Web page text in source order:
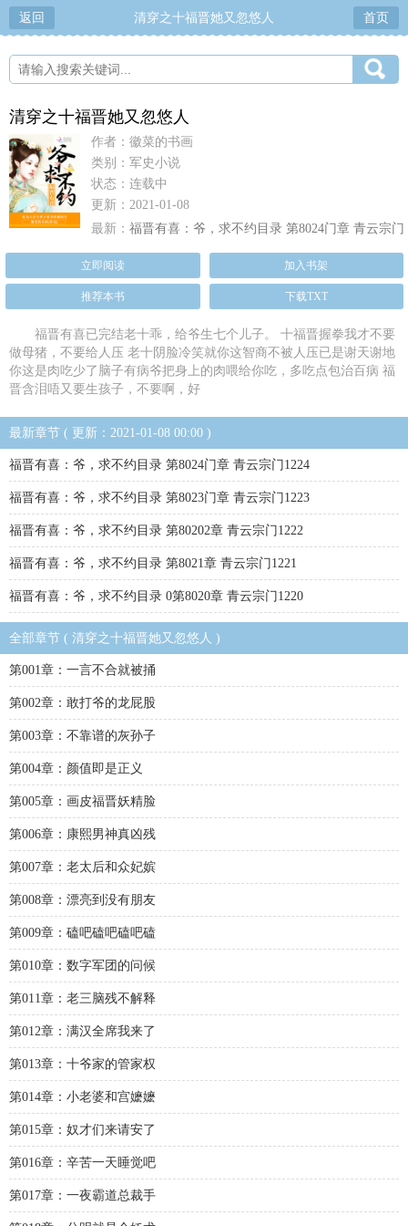
返回 清穿之十福晋她又忽悠人 首页
清穿之十福晋她又忽悠人
作者：徽菜的书画
类别：军史小说
状态：连载中
更新：2021-01-08
最新： 福晋有喜：爷，求不约目录 第8024门章 青云宗门
1224
立即阅读 加入书架
推荐本书 下载TXT
福晋有喜已完结老十乖，给爷生七个儿子。 十福晋握拳我才不要
做母猪，不要给人压 老十阴脸冷笑就你这智商不被人压已是谢天谢地
你这是肉吃少了脑子有病爷把身上的肉喂给你吃，多吃点包治百病 福
晋含泪唔又要生孩子，不要啊，好
最新章节 ( 更新：2021-01-08 00:00 )
福晋有喜：爷，求不约目录 第8024门章 青云宗门1224
福晋有喜：爷，求不约目录 第8023门章 青云宗门1223
福晋有喜：爷，求不约目录 第80202章 青云宗门1222
福晋有喜：爷，求不约目录 第8021章 青云宗门1221
福晋有喜：爷，求不约目录 0第8020章 青云宗门1220
全部章节 ( 清穿之十福晋她又忽悠人 )
第001章：一言不合就被捅
第002章：敢打爷的龙屁股
第003章：不靠谱的灰孙子
第004章：颜值即是正义
第005章：画皮福晋妖精脸
第006章：康熙男神真凶残
第007章：老太后和众妃嫔
第008章：漂亮到没有朋友
第009章：磕吧磕吧磕吧磕
第010章：数字军团的问候
第011章：老三脑残不解释
第012章：满汉全席我来了
第013章：十爷家的管家权
第014章：小老婆和宫嬷嬷
第015章：奴才们来请安了
第016章：辛苦一天睡觉吧
第017章：一夜霸道总裁手